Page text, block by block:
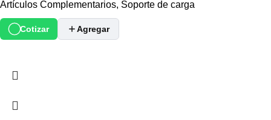
Artículos Complementarios, Soporte de carga
Cotizar Agregar